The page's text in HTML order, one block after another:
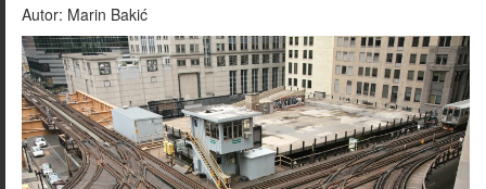
Autor: Marin Bakić